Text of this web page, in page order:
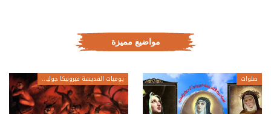
مواضيع مميزة
صلوات يوميات القديسة فيرونيكا جولياني